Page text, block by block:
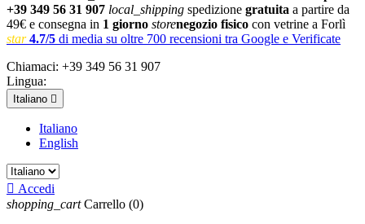
+39 349 56 31 907 local_shipping spedizione gratuita a partire da
49€ e consegna in 1 giorno storenegozio fisico con vetrine a Forlì
star 4.7/5 di media su oltre 700 recensioni tra Google e Verificate
Chiamaci: +39 349 56 31 907
Lingua:
Italiano 
Italiano
English
 Accedi
shopping_cart Carrello (0)